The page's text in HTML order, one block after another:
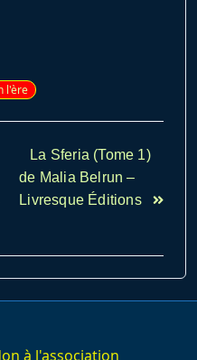
l'ère
La Sferia (Tome 1)
de Malia Belrun –
Livresque Éditions
à l'association